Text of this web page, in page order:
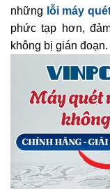
những lỗi máy
phức tạp hơn,
không bị gián đoạn.